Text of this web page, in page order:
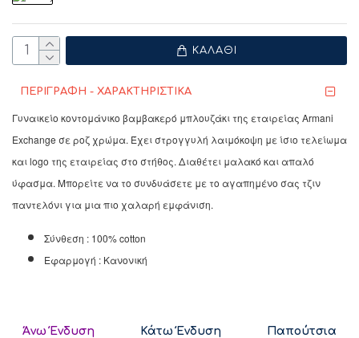
ΚΑΛΆΘΙ
ΠΕΡΙΓΡΑΦΗ - ΧΑΡΑΚΤΗΡΙΣΤΙΚΑ
Γυναικείο κοντομάνικο βαμβακερό μπλουζάκι της εταιρείας Armani
Exchange σε ροζ χρώμα. Έχει στρογγυλή λαιμόκοψη με ίσιο τελείωμα
και logo της εταιρείας στο στήθος. Διαθέτει μαλακό και απαλό
ύφασμα. Μπορείτε να το συνδυάσετε με το αγαπημένο σας τζιν
παντελόνι για μια πιο χαλαρή εμφάνιση.
Σύνθεση : 100% cotton
Εφαρμογή : Κανονική
Άνω Ένδυση Κάτω Ένδυση Παπούτσια